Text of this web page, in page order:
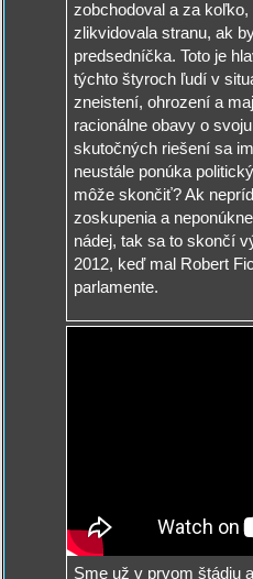
zobchodoval a za
zlikvidovala stranu, ak
predsedníčka. Toto je
týchto štyroch ľudí v
zneistení, ohrození a
racionálne obavy o
skutočných riešení sa
neustále ponúka
môže skončiť? Ak
zoskupenia a
nádej, tak sa to skončí
2012, keď mal Robert
parlamente.
Sme už v prvom štádiu